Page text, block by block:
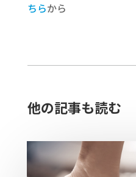
ちらから
他の記事も読む​